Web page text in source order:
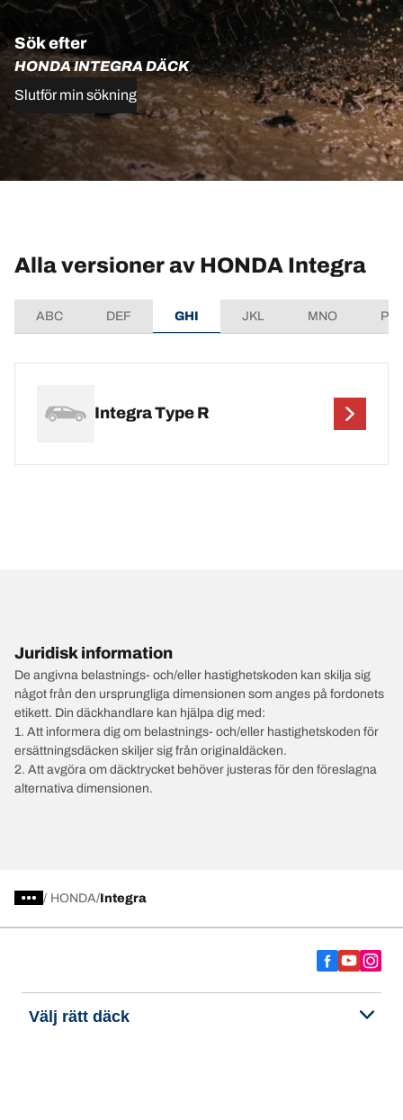
Sök efter
HONDA INTEGRA DÄCK
Slutför min sökning
Alla versioner av HONDA Integra
ABC DEF GHI JKL MNO
Integra Type R
Juridisk information
De angivna belastnings- och/eller hastighetskoden kan skilja sig
något från den ursprungliga dimensionen som anges på fordonets
etikett. Din däckhandlare kan hjälpa dig med:
1. Att informera dig om belastnings- och/eller hastighetskoden för
ersättningsdäcken skiljer sig från originaldäcken.
2. Att avgöra om däcktrycket behöver justeras för den föreslagna
alternativa dimensionen.
/ HONDA Integra
Välj rätt däck